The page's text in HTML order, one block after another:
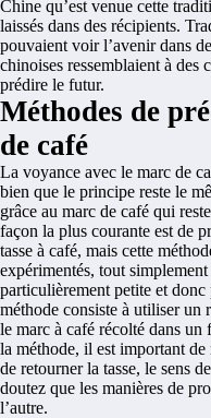
Chine qu’est venue cette
laissés dans des récipients.
pouvaient voir l’avenir dans
chinoises ressemblaient à des
prédire le futur.
Méthodes de
de café
La voyance avec le marc de
bien que le principe reste le
grâce au marc de café qui
façon la plus courante est de
tasse à café, mais cette
expérimentés, tout
particulièrement petite et
méthode consiste à utiliser un
le marc à café récolté dans
la méthode, il est important
de retourner la tasse, le sens
doutez que les manières de
l’autre.